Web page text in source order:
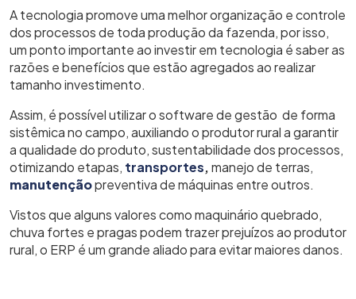
A tecnologia promove uma melhor organização e controle
dos processos de toda produção da fazenda, por isso,
um ponto importante ao investir em tecnologia é saber as
razões e benefícios que estão agregados ao realizar
tamanho investimento.
Assim, é possível utilizar o software de gestão de forma
sistêmica no campo, auxiliando o produtor rural a garantir
a qualidade do produto, sustentabilidade dos processos,
otimizando etapas, transportes,manejo de terras,
manutençãopreventiva de máquinas entre outros.
Vistos que alguns valores como maquinário quebrado,
chuva fortes e pragas podem trazer prejuízos ao produtor
rural, o ERP é um grande aliado para evitar maiores danos.